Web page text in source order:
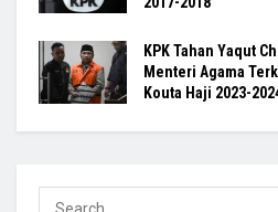
KPK Tahan Yaqut
Menteri Agama
Kouta Haji 2023-